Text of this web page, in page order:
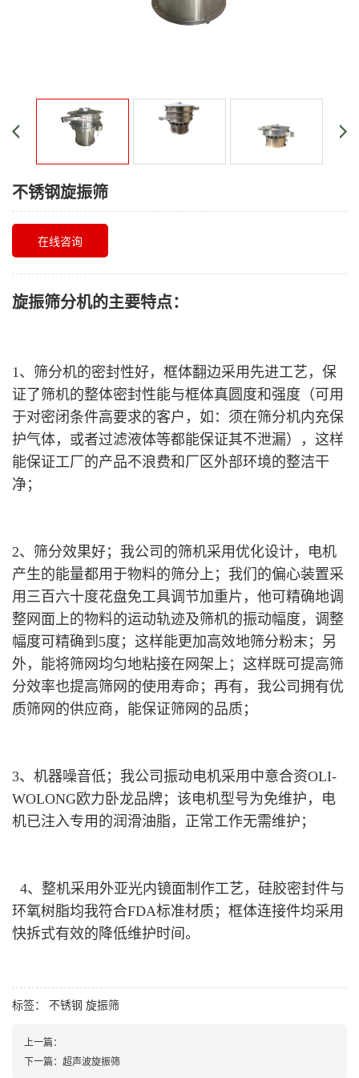
不锈钢旋振筛
在线咨询
旋振筛分机的主要特点：
1、筛分机的密封性好，框体翻边采用先进工艺，保
证了筛机的整体密封性能与框体真圆度和强度（可用
于对密闭条件高要求的客户，如：须在筛分机内充保
护气体，或者过滤液体等都能保证其不泄漏），这样
能保证工厂的产品不浪费和厂区外部环境的整洁干
净；
2、筛分效果好；我公司的筛机采用优化设计，电机
产生的能量都用于物料的筛分上；我们的偏心装置采
用三百六十度花盘免工具调节加重片，他可精确地调
整网面上的物料的运动轨迹及筛机的振动幅度，调整
幅度可精确到5度；这样能更加高效地筛分粉末；另
外，能将筛网均匀地粘接在网架上；这样既可提高筛
分效率也提高筛网的使用寿命；再有，我公司拥有优
质筛网的供应商，能保证筛网的品质；
3、机器噪音低；我公司振动电机采用中意合资OLI-
WOLONG欧力卧龙品牌；该电机型号为免维护，电
机已注入专用的润滑油脂，正常工作无需维护；
4、整机采用外亚光内镜面制作工艺，硅胶密封件与
环氧树脂均我符合FDA标准材质；框体连接件均采用
快拆式有效的降低维护时间。
标签： 不锈钢 旋振筛
上一篇：
下一篇： 超声波旋振筛